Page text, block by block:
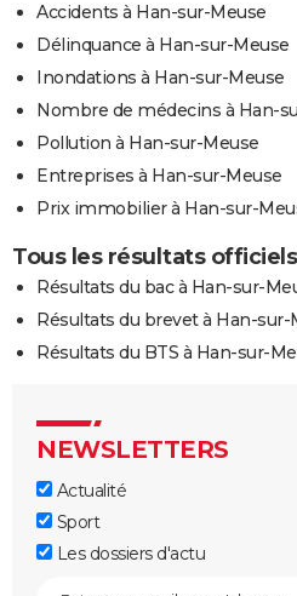
Accidents à Han-sur-Meuse
Délinquance à Han-sur-Meuse
Inondations à Han-sur-Meuse
Nombre de médecins à Han-
Pollution à Han-sur-Meuse
Entreprises à Han-sur-Meuse
Prix immobilier à Han-sur-
Tous les résultats
Résultats du bac à Han-sur-
Résultats du brevet à Han-sur-
Résultats du BTS à Han-sur-
NEWSLETTERS
Actualité
Sport
Les dossiers d'actu